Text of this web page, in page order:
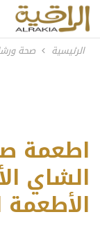
الرئيسية صحة
اطعمة
الشاي